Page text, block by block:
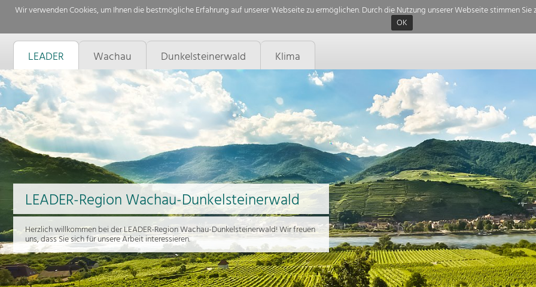
Wir verwenden Cookies, um Ihnen die bestmögliche Erfahrung auf unserer Webseite zu ermöglichen. Durch die Nutzung unserer Webseite stimmen
OK
LEADER Wachau Dunkelsteinerwald Klima
LEADER-Region Wachau-Dunkelsteinerwald
Herzlich willkommen bei der LEADER-Region Wachau-Dunkelsteinerwald! Wir freuen
uns, dass Sie sich für unsere Arbeit interessieren.